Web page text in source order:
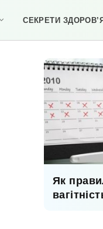
СЕКРЕТИ ЗДОРОВ’Я
Як